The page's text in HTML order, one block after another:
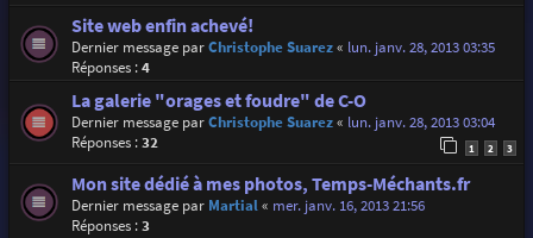
Site web enfin achevé!
Dernier message parChristophe Suarez« lun. janv. 28, 2013 03:35
Réponses :4
La galerie "orages et foudre" de C-O
Dernier message parChristophe Suarez« lun. janv. 28, 2013 03:04
Réponses :32 1 2 3
Mon site dédié à mes photos, Temps-Méchants.fr
Dernier message par Martial« mer. janv. 16, 2013 21:56
Réponses :3